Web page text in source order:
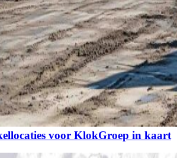
voor KlokGroep in kaart